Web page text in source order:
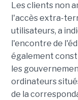
Les clients non
l'accès extra-
utilisateurs, a
l'encontre de
également
les
ordinateurs
de la